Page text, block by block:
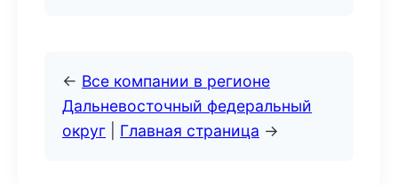
← Все компании в регионе
Дальневосточный федеральный
округ
Главная страница →